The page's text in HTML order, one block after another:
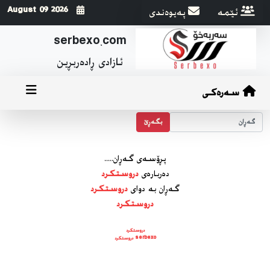
serbexo.com
ئازادی ڕاده‌ربڕین
ئێمه په‌یوه‌ندی 2026 August 09
سەرەکی
بگه‌ڕێ
پڕۆسه‌ی گه‌ڕان.....
ده‌رباره‌ی دروستكرد
گه‌ڕان به دوای دروستكرد
دروستكرد
دروستكرد
serbexo دروستكرد